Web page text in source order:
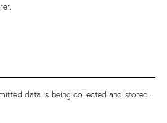
data is beingcollected and stored.